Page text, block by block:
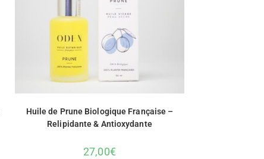
Huile de Prune Biologique Française –
Relipidante & Antioxydante
27,00€